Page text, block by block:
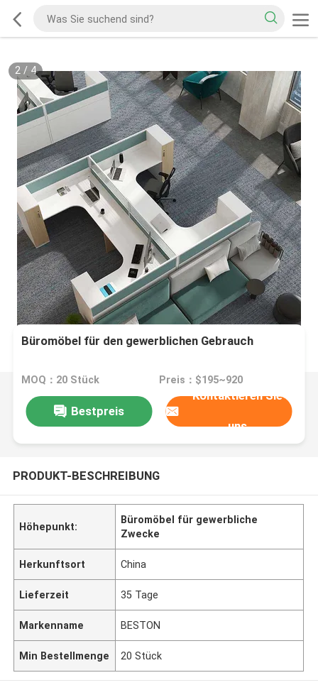
2/ 4
Büromöbel für den gewerblichen Gebrauch
MOQ：20 Stück Preis：$195~920
Bestpreis
Kontaktieren Sie
uns
PRODUKT-BESCHREIBUNG
Höhepunkt:
Büromöbel für gewerbliche
Zwecke
Herkunftsort China
Lieferzeit 35 Tage
Markenname BESTON
Min Bestellmenge 20 Stück